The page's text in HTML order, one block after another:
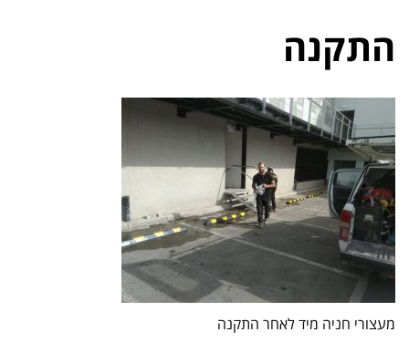
התקנה
מעצורי חניה מיד לאחר התקנה